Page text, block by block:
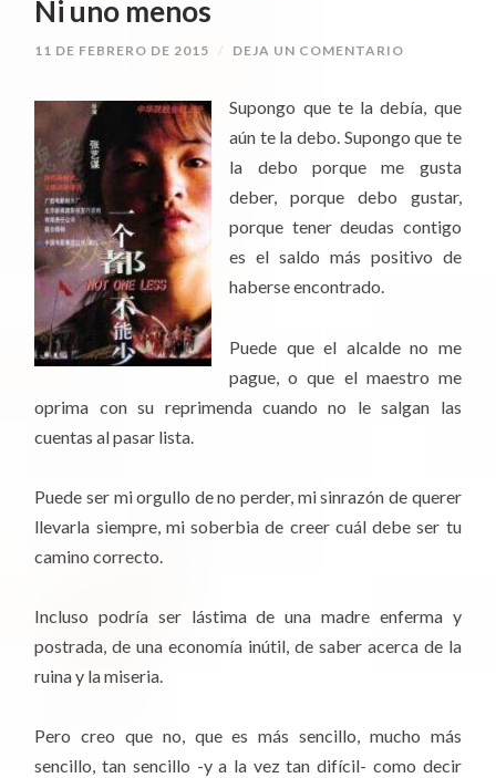
Ni uno menos
11 DE FEBRERO DE 2015 / DEJA UN COMENTARIO
Supongo que te la debía, que
aún te la debo. Supongo que te
la debo porque me gusta
deber, porque debo gustar,
porque tener deudas contigo
es el saldo más positivo de
haberse encontrado.
Puede que el alcalde no me
pague, o que el maestro me
oprima con su reprimenda cuando no le salgan las
cuentas al pasar lista.
Puede ser mi orgullo de no perder, mi sinrazón de querer
llevarla siempre, mi soberbia de creer cuál debe ser tu
camino correcto.
Incluso podría ser lástima de una madre enferma y
postrada, de una economía inútil, de saber acerca de la
ruina y la miseria.
Pero creo que no, que es más sencillo, mucho más
sencillo, tan sencillo -y a la vez tan difícil- como decir